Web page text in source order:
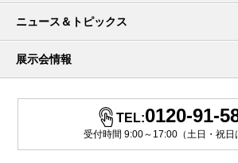
ニュース＆トピックス
展示会情報
TEL:0120-91-
受付時間 9:00～17:00（土日・祝日